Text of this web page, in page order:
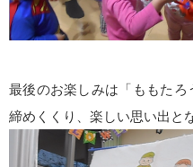
最後のお楽しみは「ももた
締めくくり、楽しい思い出と